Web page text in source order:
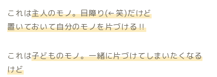
これは主人のモノ。目障り(←笑)だけど
置いておいて自分のモノを片づける‼
これは子どものモノ。一緒に片づけてしまいたくなる
けど